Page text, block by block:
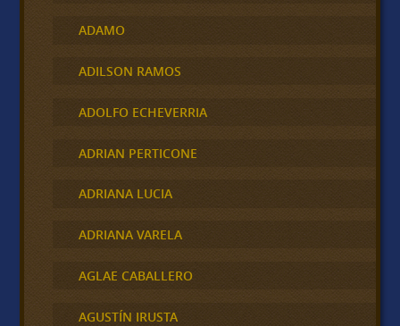
ADAMO
ADILSON RAMOS
ADOLFO ECHEVERRIA
ADRIAN PERTICONE
ADRIANA LUCIA
ADRIANA VARELA
AGLAE CABALLERO
AGUSTÍN IRUSTA